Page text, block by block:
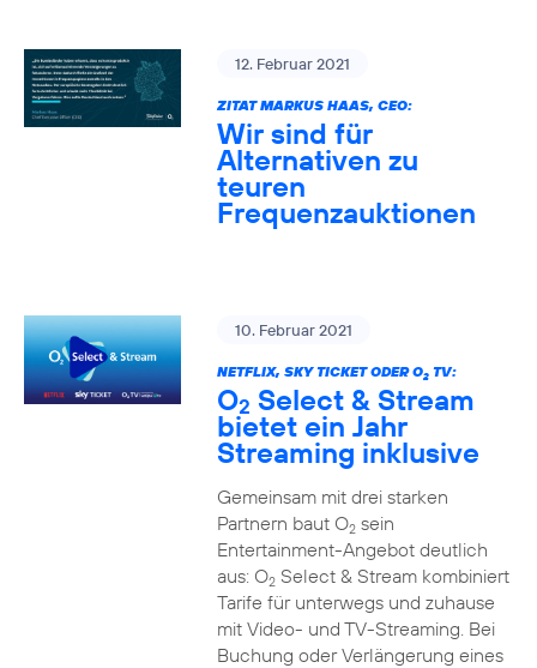
12. Februar 2021
ZITAT MARKUS HAAS, CEO:
Wir sind für
Alternativen zu
teuren
Frequenzauktionen
10. Februar 2021
NETFLIX, SKY TICKET ODER O2TV:
O2 Select & Stream
bietet ein Jahr
Streaming inklusive
Gemeinsam mit drei starken
Partnern baut O2sein
Entertainment-Angebot deutlich
aus: O2Select & Stream kombiniert
Tarife für unterwegs und zuhause
mit Video- und TV-Streaming. Bei
Buchung oder Verlängerung eines